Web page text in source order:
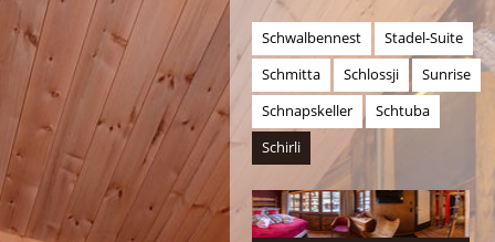
Schwalbennest
Stadel-Suite
Schmitta
Schlossji
Sunrise
Schnapskeller
Schtuba
Schirli